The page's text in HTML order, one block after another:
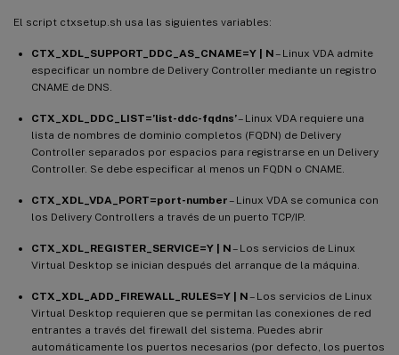
El script ctxsetup.sh usa las siguientes variables:
CTX_XDL_SUPPORT_DDC_AS_CNAME=Y | N– Linux VDA admite
especificar un nombre de Delivery Controller mediante un registro
CNAME de DNS.
CTX_XDL_DDC_LIST=’list-ddc-fqdns’– Linux VDA requiere una
lista de nombres de dominio completos (FQDN) de Delivery
Controller separados por espacios para registrarse en un Delivery
Controller. Se debe especificar al menos un FQDN o CNAME.
CTX_XDL_VDA_PORT=port-number– Linux VDA se comunica con
los Delivery Controllers a través de un puerto TCP/IP.
CTX_XDL_REGISTER_SERVICE=Y | N– Los servicios de Linux
Virtual Desktop se inician después del arranque de la máquina.
CTX_XDL_ADD_FIREWALL_RULES=Y | N– Los servicios de Linux
Virtual Desktop requieren que se permitan las conexiones de red
entrantes a través del firewall del sistema. Puedes abrir
automáticamente los puertos necesarios (por defecto, los puertos